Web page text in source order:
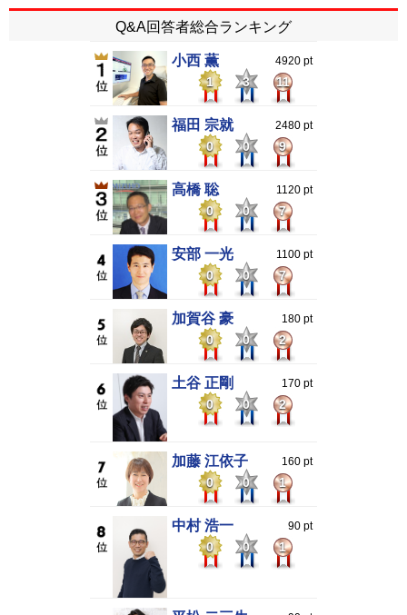
Q&A回答者総合ランキング
小西 薫 4920 pt
1 3 11
福田 宗就 2480 pt
0 0 9
高橋 聡 1120 pt
0 0 7
安部 一光 1100 pt
0 0 7
加賀谷 豪 180 pt
0 0 2
土谷 正剛 170 pt
0 0 2
加藤 江依子 160 pt
0 0 1
中村 浩一 90 pt
0 0 1